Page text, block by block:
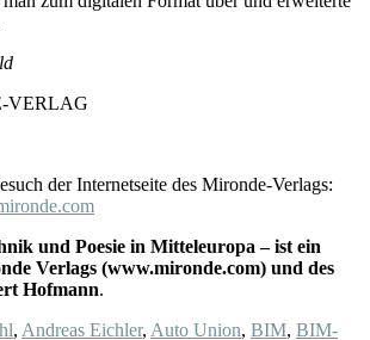
der Internetseite des Mironde-Verlags:
und Poesie in Mitteleuropa – ist ein
Verlags (www.mironde.com) und des
Hofmann.
, Andreas Eichler, Auto Union, BIM, BIM-